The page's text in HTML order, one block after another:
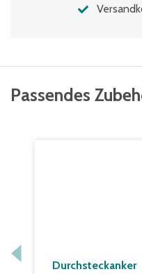
Passendes
Durchsteckanker